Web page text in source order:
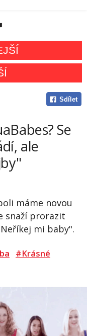
Sdílet
Se
ale
máme novou
snaží prorazit
mi baby".
#Krásné